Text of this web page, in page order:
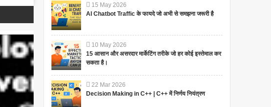
15 May 2026
AI Chatbot Traffic के फायदे जो अभी से समझना जरूरी है
10 May 2026
15 आसान और असरदार मार्केटिंग तरीके जो हर कोई इस्तेमाल कर
सकता है।
22 Mar 2026
Decision Making in C++ | C++ में निर्णय नियंत्रण